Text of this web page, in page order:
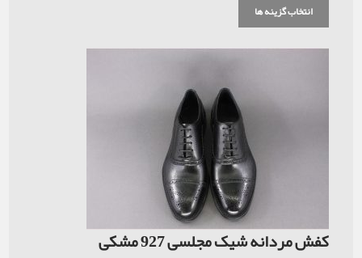
انتخاب گزینه ها
کفش مردانه شیک مجلسی 927 مشکی